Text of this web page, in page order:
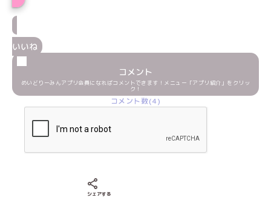
いいね
コメント
めいどりーみんアプリ会員になればコメントできます！メニュー「アプリ紹介」をクリッ
ク！
コメント数(4)
シェアする